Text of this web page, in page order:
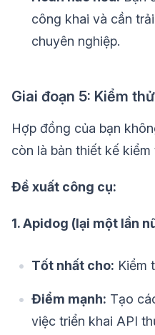
công khai và cần
chuyên nghiệp.
Giai đoạn 5: Kiểm
Hợp đồng của bạn
còn là bản thiết kế kiểm
Đề xuất công cụ:
1. Apidog (lại một lần
Tốt nhất cho: Kiểm
Điểm mạnh: Tạo
việc triển khai API